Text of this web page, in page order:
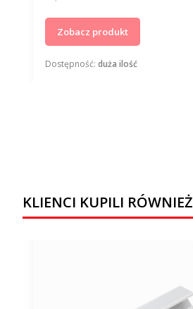
Zobacz produkt
Dostępność: duża ilość
KLIENCI KUPILI RÓWNIEŻ